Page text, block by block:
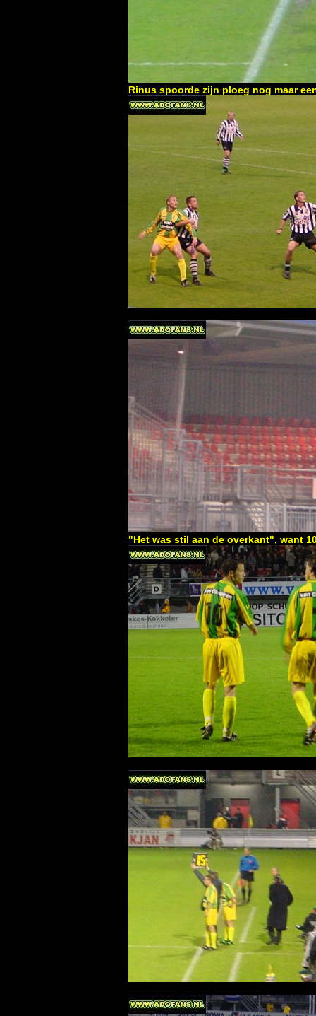
Rinus spoorde zijn ploeg nog maar
"Het was stil aan de overkant", want